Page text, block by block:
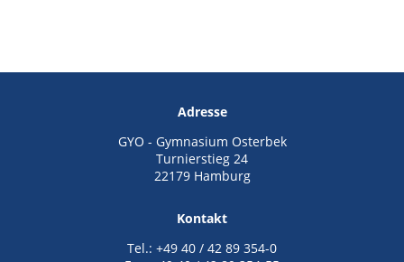
Adresse
GYO - Gymnasium Osterbek
Turnierstieg 24
22179 Hamburg
Kontakt
Tel.: +49 40 / 42 89 354-0